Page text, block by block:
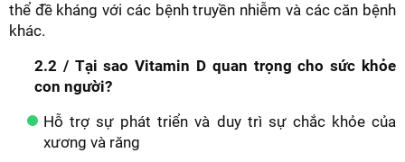
thể đề kháng với các bệnh truyền nhiễm và các căn bệnh
khác.
2.2 / Tại sao Vitamin D quan trọng cho sức khỏe
con người?
Hỗ trợ sự phát triển và duy trì sự chắc khỏe của
xương và răng